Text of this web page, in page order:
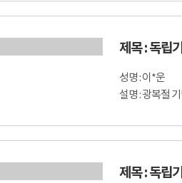
제목 : 독립
성명 : 이*운
설명 : 광복절
제목 : 독립